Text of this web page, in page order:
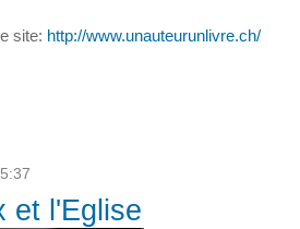
site: http://www.unauteurunlivre.ch/
et l'Eglise